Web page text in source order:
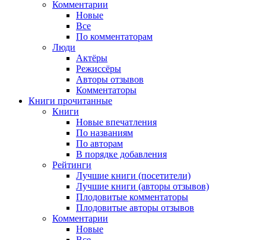
Комментарии
Новые
Все
По комментаторам
Люди
Актёры
Режиссёры
Авторы отзывов
Комментаторы
Книги прочитанные
Книги
Новые впечатления
По названиям
По авторам
В порядке добавления
Рейтинги
Лучшие книги (посетители)
Лучшие книги (авторы отзывов)
Плодовитые комментаторы
Плодовитые авторы отзывов
Комментарии
Новые